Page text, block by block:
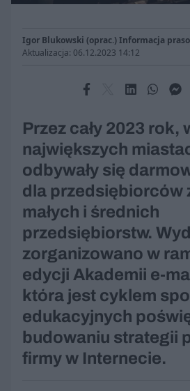
Igor Blukowski (oprac.) Informacja
Aktualizacja: 06.12.2023 14:12
Przez cały 2023 rok,
największych
odbywały się
dla przedsiębiorców
małych i średnich
przedsiębiorstw.
zorganizowano w
edycji Akademii e-
która jest cyklem
edukacyjnych
budowaniu strategii
firmy w Internecie.